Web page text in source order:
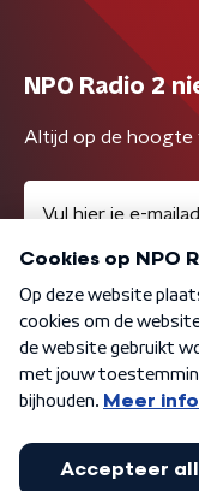
NPO Radio 2
Altijd op de hoogte
Algemene